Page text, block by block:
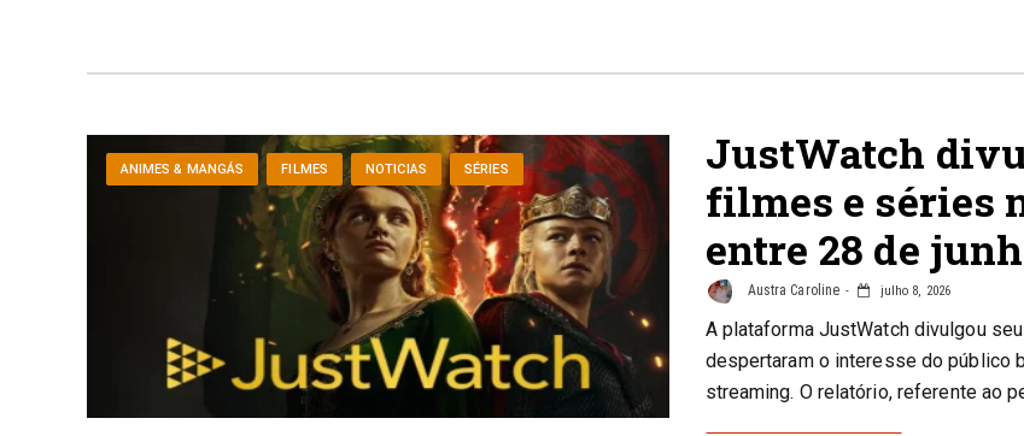
ANIMES & MANGÁS FILMES NOTICIAS SÉRIES
JustWatch
filmes e séries
entre 28 de
Austra Caroline julho 8, 2026
A plataforma JustWatch divulgou
despertaram o interesse do público
streaming. O relatório, referente ao